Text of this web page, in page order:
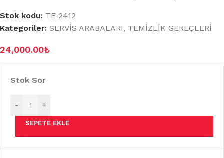
Stok kodu: TE-2412
Kategoriler: SERVİS ARABALARI, TEMİZLİK GEREÇLERİ
24,000.00₺
Stok Sor
- +
SEPETE EKLE